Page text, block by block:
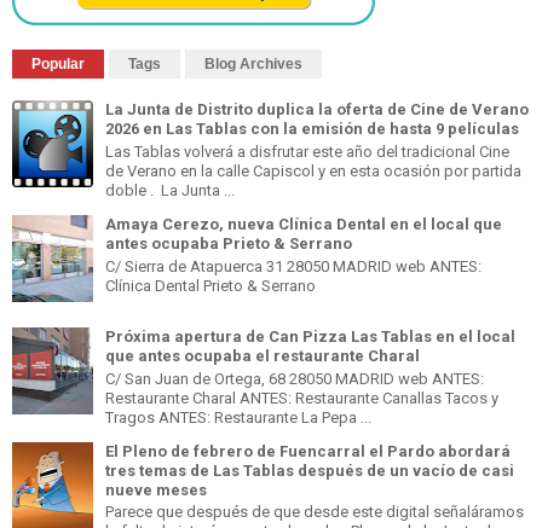
Popular Tags Blog Archives
La Junta de Distrito duplica la oferta de Cine de Verano
2026 en Las Tablas con la emisión de hasta 9 películas
Las Tablas volverá a disfrutar este año del tradicional Cine
de Verano en la calle Capiscol y en esta ocasión por partida
doble . La Junta ...
Amaya Cerezo, nueva Clínica Dental en el local que
antes ocupaba Prieto & Serrano
C/ Sierra de Atapuerca 31 28050 MADRID web ANTES:
Clínica Dental Prieto & Serrano
Próxima apertura de Can Pizza Las Tablas en el local
que antes ocupaba el restaurante Charal
C/ San Juan de Ortega, 68 28050 MADRID web ANTES:
Restaurante Charal ANTES: Restaurante Canallas Tacos y
Tragos ANTES: Restaurante La Pepa ...
El Pleno de febrero de Fuencarral el Pardo abordará
tres temas de Las Tablas después de un vacío de casi
nueve meses
Parece que después de que desde este digital señaláramos